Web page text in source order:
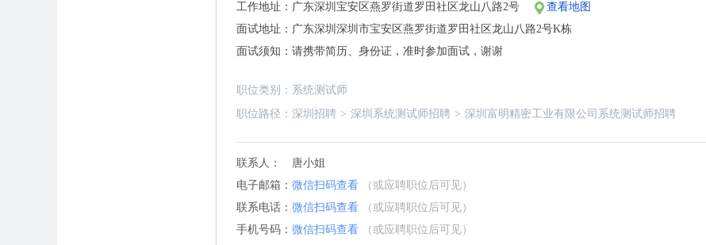
工作地址： 广东深圳宝安区燕罗街道罗田社区龙山八路2号
查看地图
面试地址： 广东深圳深圳市宝安区燕罗街道罗田社区龙山八路2号K栋
面试须知： 请携带简历、身份证，准时参加面试，谢谢
职位类别： 系统测试师
职位路径： 深圳招聘 > 深圳系统测试师招聘 > 深圳富明精密工业有限公司系统测试师招聘
联系人：
唐小姐
电子邮箱： 微信扫码查看
（或应聘职位后可见）
联系电话： 微信扫码查看
（或应聘职位后可见）
手机号码： 微信扫码查看 （或应聘职位后可见）